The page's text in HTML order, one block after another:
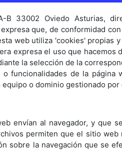
33002 Oviedo Asturias,
que, de conformidad
web utiliza 'cookies' propias
expresa el uso que hacemos
la selección de la
funcionalidades de la página
o dominio gestionado
envían al navegador, y que
permiten que el sitio
sobre la navegación que se